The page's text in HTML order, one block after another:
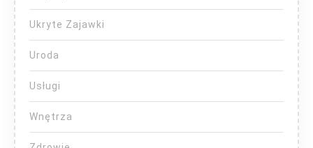
Ukryte Zajawki
Uroda
Usługi
Wnętrza